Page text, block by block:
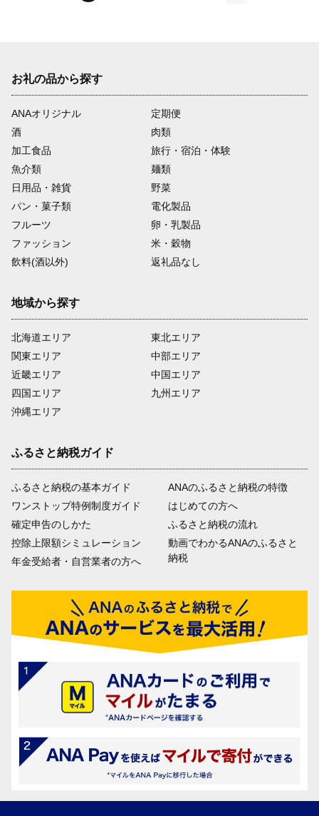
お礼の品から探す
ANAオリジナル
定期便
酒
肉類
加工食品
旅行・宿泊・体験
魚介類
麺類
日用品・雑貨
野菜
パン・菓子類
電化製品
フルーツ
卵・乳製品
ファッション
米・穀物
飲料(酒以外)
返礼品なし
地域から探す
北海道エリア
関東エリア
近畿エリア
四国エリア
沖縄エリア
東北エリア
中部エリア
中国エリア
九州エリア
ふるさと納税ガイド
ふるさと納税の基本ガイド
ワンストップ特例制度ガイド
確定申告のしかた
控除上限額シミュレーション
年金受給者・自営業者の方へ
ANAのふるさと納税の特徴
はじめての方へ
ふるさと納税の流れ
動画でわかるANAのふるさと
納税